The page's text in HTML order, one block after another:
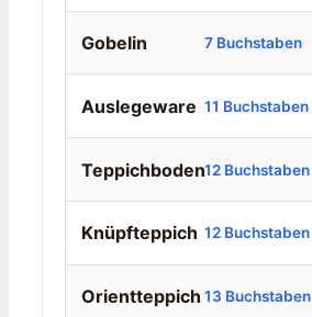
Gobelin 7 Buchstaben
Auslegeware 11 Buchstaben
Teppichboden12 Buchstaben
Knüpfteppich 12 Buchstaben
Orientteppich 13 Buchstaben